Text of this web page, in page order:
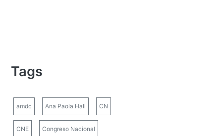
Tags
amdc Ana Paola Hall CN
CNE Congreso Nacional